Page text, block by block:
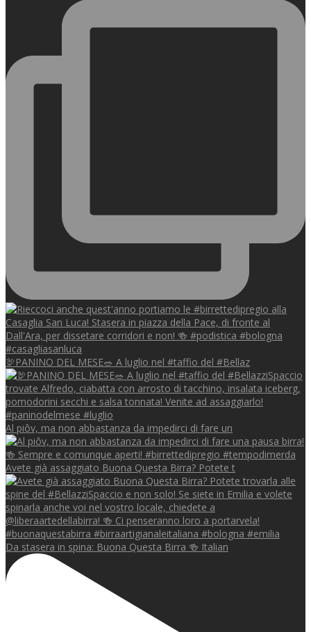
🦃PANINO DEL MESE🥗 A luglio nel #taffio del #Bellaz
Al piôv, ma non abbastanza da impedirci di fare un
Avete già assaggiato Buona Questa Birra? Potete t
Da stasera in spina: Buona Questa Birra 🍻 Italian